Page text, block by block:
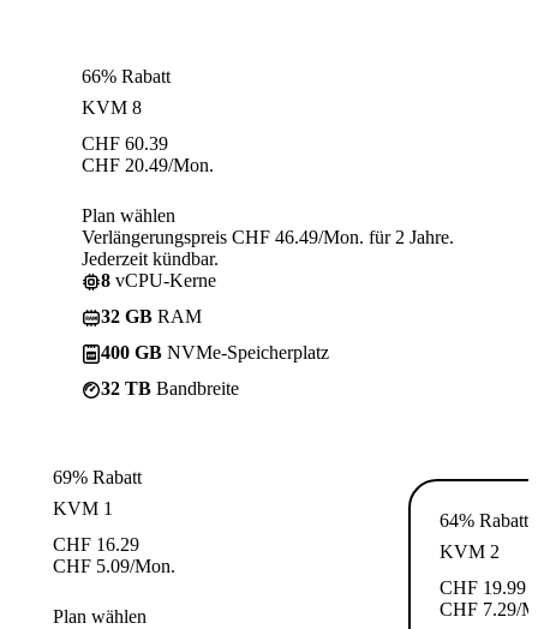
66% Rabatt
KVM 8
CHF 60.39
CHF 20.49/Mon.
Plan wählen
Verlängerungspreis CHF 46.49/Mon. für 2 Jahre.
Jederzeit kündbar.
8 vCPU-Kerne
32 GB RAM
400 GB NVMe-Speicherplatz
32 TB Bandbreite
69% Rabatt
KVM 1
CHF 16.29
CHF 5.09/Mon.
Plan wählen
64% Rabatt
KVM 2
CHF 19.99
CHF 7.29/